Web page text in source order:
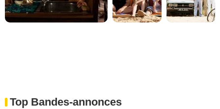
Top Bandes-annonces